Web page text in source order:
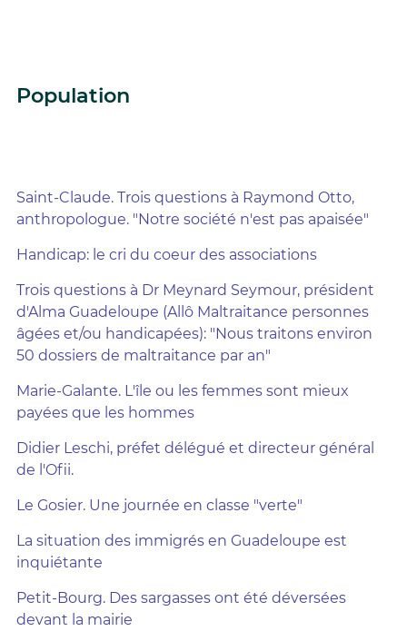
Population
Saint-Claude. Trois questions à Raymond Otto,
anthropologue. "Notre société n'est pas apaisée"
Handicap: le cri du coeur des associations
Trois questions à Dr Meynard Seymour, président
d'Alma Guadeloupe (Allô Maltraitance personnes
âgées et/ou handicapées): "Nous traitons environ
50 dossiers de maltraitance par an"
Marie-Galante. L'île ou les femmes sont mieux
payées que les hommes
Didier Leschi, préfet délégué et directeur général
de l'Ofii.
Le Gosier. Une journée en classe "verte"
La situation des immigrés en Guadeloupe est
inquiétante
Petit-Bourg. Des sargasses ont été déversées
devant la mairie